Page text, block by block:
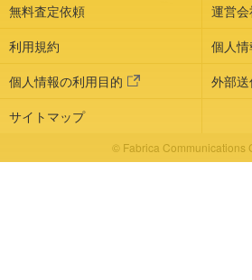
無料査定依頼
運営会
利用規約
個人
個人情報の利用目的
外部
サイトマップ
© Fabrica Communications